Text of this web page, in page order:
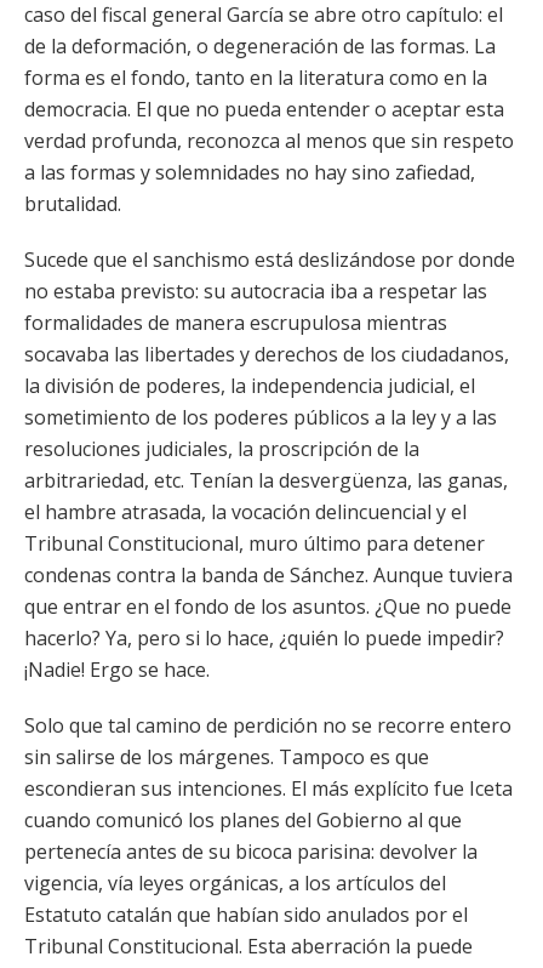
caso del fiscal general García se abre otro capítulo: el
de la deformación, o degeneración de las formas. La
forma es el fondo, tanto en la literatura como en la
democracia. El que no pueda entender o aceptar esta
verdad profunda, reconozca al menos que sin respeto
a las formas y solemnidades no hay sino zafiedad,
brutalidad.
Sucede que el sanchismo está deslizándose por donde
no estaba previsto: su autocracia iba a respetar las
formalidades de manera escrupulosa mientras
socavaba las libertades y derechos de los ciudadanos,
la división de poderes, la independencia judicial, el
sometimiento de los poderes públicos a la ley y a las
resoluciones judiciales, la proscripción de la
arbitrariedad, etc. Tenían la desvergüenza, las ganas,
el hambre atrasada, la vocación delincuencial y el
Tribunal Constitucional, muro último para detener
condenas contra la banda de Sánchez. Aunque tuviera
que entrar en el fondo de los asuntos. ¿Que no puede
hacerlo? Ya, pero si lo hace, ¿quién lo puede impedir?
¡Nadie! Ergo se hace.
Solo que tal camino de perdición no se recorre entero
sin salirse de los márgenes. Tampoco es que
escondieran sus intenciones. El más explícito fue Iceta
cuando comunicó los planes del Gobierno al que
pertenecía antes de su bicoca parisina: devolver la
vigencia, vía leyes orgánicas, a los artículos del
Estatuto catalán que habían sido anulados por el
Tribunal Constitucional. Esta aberración la puede